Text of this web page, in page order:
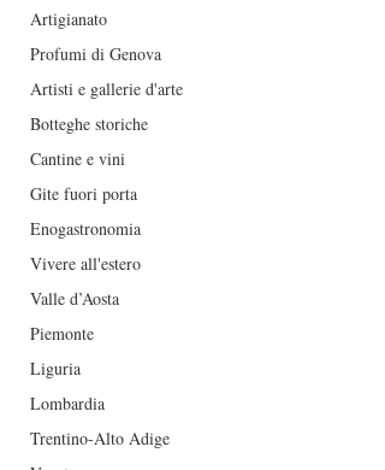
Artigianato
Profumi di Genova
Artisti e gallerie d'arte
Botteghe storiche
Cantine e vini
Gite fuori porta
Enogastronomia
Vivere all'estero
Valle d’Aosta
Piemonte
Liguria
Lombardia
Trentino-Alto Adige